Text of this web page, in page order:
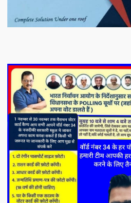
आजीविका के लिए अपना घर छोड़ना न पड़े।
फाउंडेशन – बिहारशरीफ रहबर यूनिट।